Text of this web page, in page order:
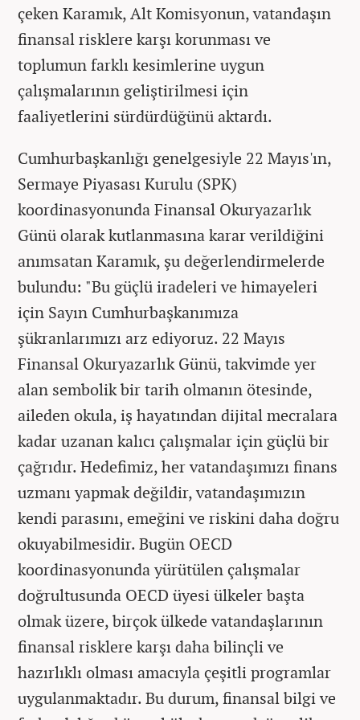
çeken Karamık, Alt Komisyonun, vatandaşın
finansal risklere karşı korunması ve
toplumun farklı kesimlerine uygun
çalışmalarının geliştirilmesi için
faaliyetlerini sürdürdüğünü aktardı.
Cumhurbaşkanlığı genelgesiyle 22 Mayıs'ın,
Sermaye Piyasası Kurulu (SPK)
koordinasyonunda Finansal Okuryazarlık
Günü olarak kutlanmasına karar verildiğini
anımsatan Karamık, şu değerlendirmelerde
bulundu: "Bu güçlü iradeleri ve himayeleri
için Sayın Cumhurbaşkanımıza
şükranlarımızı arz ediyoruz. 22 Mayıs
Finansal Okuryazarlık Günü, takvimde yer
alan sembolik bir tarih olmanın ötesinde,
aileden okula, iş hayatından dijital mecralara
kadar uzanan kalıcı çalışmalar için güçlü bir
çağrıdır. Hedefimiz, her vatandaşımızı finans
uzmanı yapmak değildir, vatandaşımızın
kendi parasını, emeğini ve riskini daha doğru
okuyabilmesidir. Bugün OECD
koordinasyonunda yürütülen çalışmalar
doğrultusunda OECD üyesi ülkeler başta
olmak üzere, birçok ülkede vatandaşlarının
finansal risklere karşı daha bilinçli ve
hazırlıklı olması amacıyla çeşitli programlar
uygulanmaktadır. Bu durum, finansal bilgi ve